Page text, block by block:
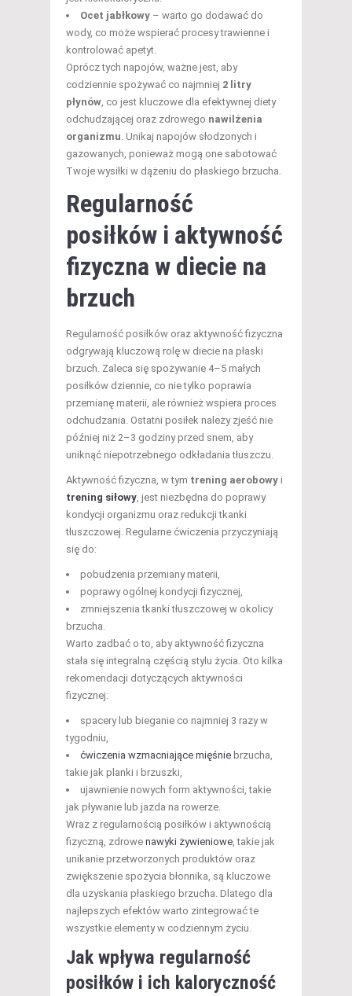
Ocet jabłkowy – warto go dodawać do
wody, co może wspierać procesy trawienne i
kontrolować apetyt.
Oprócz tych napojów, ważne jest, aby
codziennie spożywać co najmniej 2 litry
płynów, co jest kluczowe dla efektywnej diety
odchudzającej oraz zdrowego nawilżenia
organizmu. Unikaj napojów słodzonych i
gazowanych, ponieważ mogą one sabotować
Twoje wysiłki w dążeniu do płaskiego brzucha.
Regularność
posiłków i aktywność
fizyczna w diecie na
brzuch
Regularność posiłków oraz aktywność fizyczna
odgrywają kluczową rolę w diecie na płaski
brzuch. Zaleca się spożywanie 4–5 małych
posiłków dziennie, co nie tylko poprawia
przemianę materii, ale również wspiera proces
odchudzania. Ostatni posiłek należy zjeść nie
później niż 2–3 godziny przed snem, aby
uniknąć niepotrzebnego odkładania tłuszczu.
Aktywność fizyczna, w tym trening aerobowy i
trening siłowy, jest niezbędna do poprawy
kondycji organizmu oraz redukcji tkanki
tłuszczowej. Regularne ćwiczenia przyczyniają
się do:
pobudzenia przemiany materii,
poprawy ogólnej kondycji fizycznej,
zmniejszenia tkanki tłuszczowej w okolicy
brzucha.
Warto zadbać o to, aby aktywność fizyczna
stała się integralną częścią stylu życia. Oto kilka
rekomendacji dotyczących aktywności
fizycznej:
spacery lub bieganie co najmniej 3 razy w
tygodniu,
ćwiczenia wzmacniające mięśnie brzucha,
takie jak planki i brzuszki,
ujawnienie nowych form aktywności, takie
jak pływanie lub jazda na rowerze.
Wraz z regularnością posiłków i aktywnością
fizyczną, zdrowe nawyki żywieniowe, takie jak
unikanie przetworzonych produktów oraz
zwiększenie spożycia błonnika, są kluczowe
dla uzyskania płaskiego brzucha. Dlatego dla
najlepszych efektów warto zintegrować te
wszystkie elementy w codziennym życiu.
Jak wpływa regularność
posiłków i ich kaloryczność